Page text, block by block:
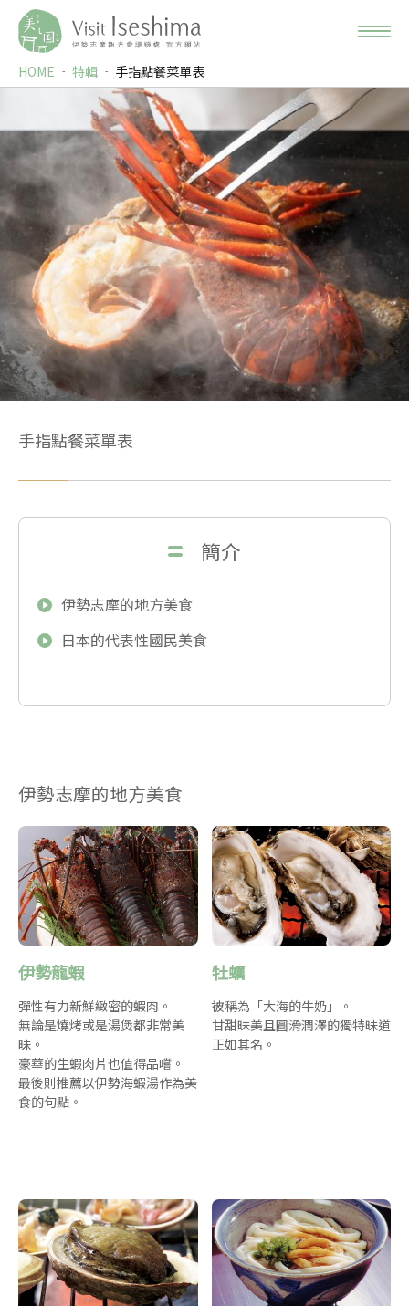
HOME 特輯 手指點餐菜單表
手指點餐菜單表
簡介
伊勢志摩的地方美食
日本的代表性國民美食
伊勢志摩的地方美食
伊勢龍蝦
彈性有力新鮮緻密的蝦肉。
無論是燒烤或是湯煲都非常美
昧。
豪華的生蝦肉片也值得品嚐。
最後則推薦以伊勢海蝦湯作為美
食的句點。
牡蠣
被稱為「大海的牛奶」。
甘甜昧美且圓滑潤澤的獨特昧道
正如其名。